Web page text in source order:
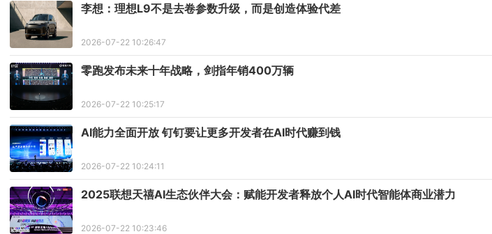
李想：理想L9不是去卷参数升级，而是创造体验代差
2026-07-22 10:26:47
零跑发布未来十年战略，剑指年销400万辆
2026-07-22 10:25:17
AI能力全面开放 钉钉要让更多开发者在AI时代赚到钱
2026-07-22 10:24:11
2025联想天禧AI生态伙伴大会：赋能开发者释放个人AI时代智能体商业潜力
2026-07-22 10:23:46